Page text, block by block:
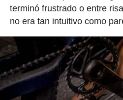
terminó frustrado o entre
no era tan intuitivo como